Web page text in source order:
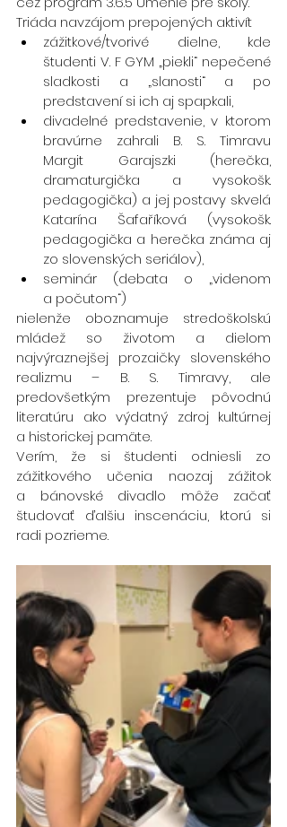
Triáda navzájom prepojených aktivít
zážitkové/tvorivé dielne, kde
študenti V. F GYM „piekli“ nepečené
sladkosti a „slanosti“ a po
predstavení si ich aj spapkali,
divadelné predstavenie, v ktorom
bravúrne zahrali B. S. Timravu
Margit Garajszki (herečka,
dramaturgička a vysokošk.
pedagogička) a jej postavy skvelá
Katarína Šafaříková (vysokošk.
pedagogička a herečka známa aj
zo slovenských seriálov),
seminár (debata o „videnom
a počutom“)
nielenže oboznamuje stredoškolskú
mládež so životom a dielom
najvýraznejšej prozaičky slovenského
realizmu – B. S. Timravy, ale
predovšetkým prezentuje pôvodnú
literatúru ako výdatný zdroj kultúrnej
a historickej pamäte.
Verím, že si študenti odniesli zo
zážitkového učenia naozaj zážitok
a bánovské divadlo môže začať
študovať ďalšiu inscenáciu, ktorú si
radi pozrieme.